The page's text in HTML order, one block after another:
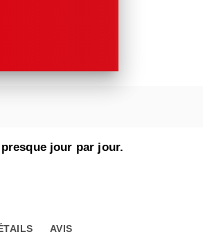
jour par jour.
AVIS